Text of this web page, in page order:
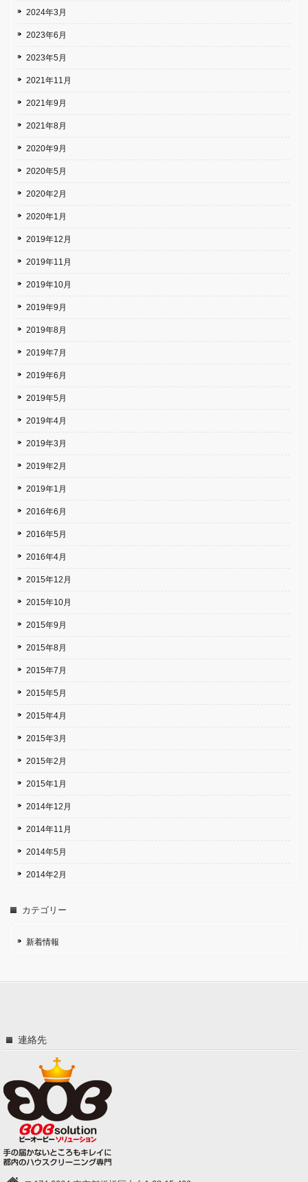
2024年3月
2023年6月
2023年5月
2021年11月
2021年9月
2021年8月
2020年9月
2020年5月
2020年2月
2020年1月
2019年12月
2019年11月
2019年10月
2019年9月
2019年8月
2019年7月
2019年6月
2019年5月
2019年4月
2019年3月
2019年2月
2019年1月
2016年6月
2016年5月
2016年4月
2015年12月
2015年10月
2015年9月
2015年8月
2015年7月
2015年5月
2015年4月
2015年3月
2015年2月
2015年1月
2014年12月
2014年11月
2014年5月
2014年2月
カテゴリー
新着情報
連絡先